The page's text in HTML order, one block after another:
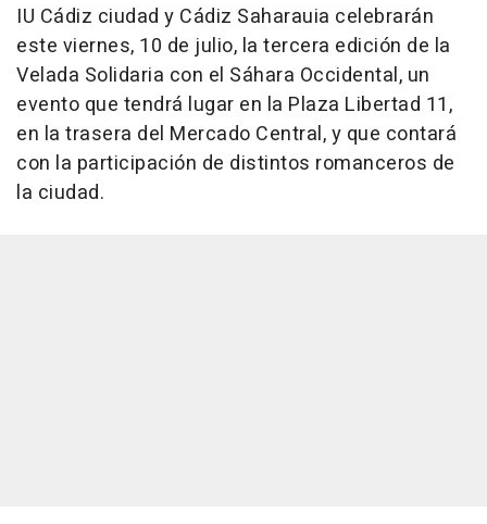
IU Cádiz ciudad y Cádiz Saharauia celebrarán
este viernes, 10 de julio, la tercera edición de la
Velada Solidaria con el Sáhara Occidental, un
evento que tendrá lugar en la Plaza Libertad 11,
en la trasera del Mercado Central, y que contará
con la participación de distintos romanceros de
la ciudad.